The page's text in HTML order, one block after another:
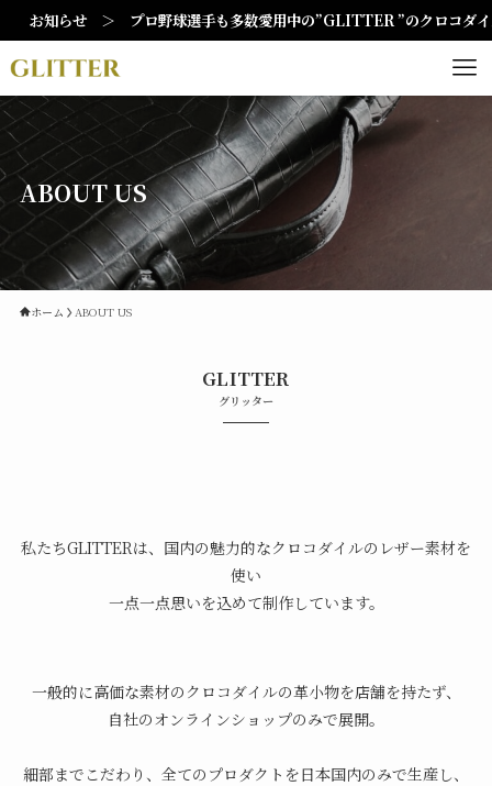
お知らせ ＞ プロ野球選手も多数愛用中の”GLITTER ”のクロコダイ
ABOUT US
ホーム ABOUT US
GLITTER
グリッター
私たちGLITTERは、国内の魅力的なクロコダイルのレザー素材を
使い
一点一点思いを込めて制作しています。
一般的に高価な素材のクロコダイルの革小物を店舗を持たず、
自社のオンラインショップのみで展開。
細部までこだわり、全てのプロダクトを日本国内のみで生産し、